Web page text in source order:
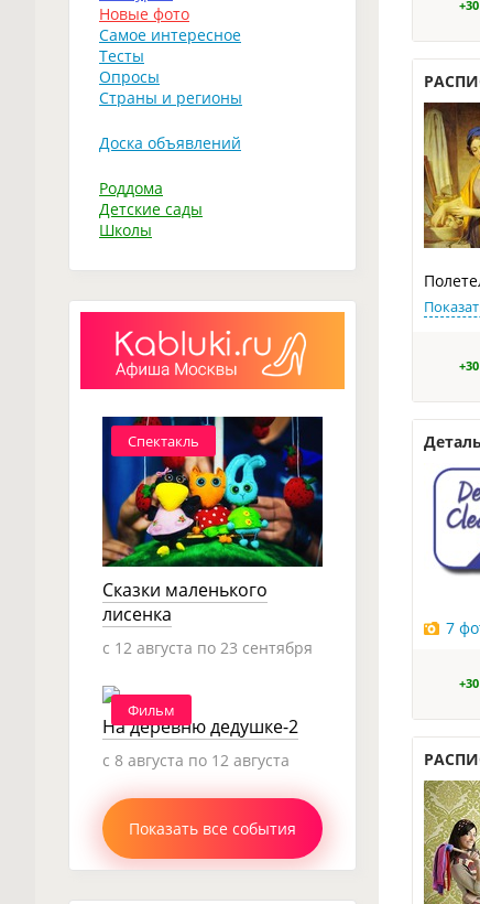
+30
+30
7
+30
Новые фото
Самое интересное
Тесты
Опросы
Страны и регионы
Доска объявлений
Роддома
Детские сады
Школы
Спектакль
Сказки маленького
лисенка
c 12 августа по 23 сентября
Фильм
На деревню дедушке-2
c 8 августа по 12 августа
Показать все события